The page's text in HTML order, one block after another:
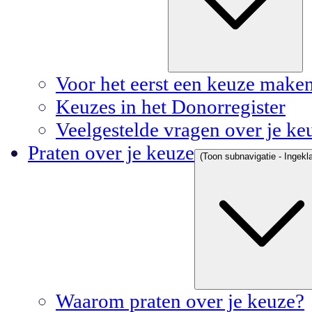
Voor het eerst een keuze
Keuzes in het Donorregister
Veelgestelde vragen over je
Praten over je keuze (Toon subnavigatie -
Waarom praten over je keuze?